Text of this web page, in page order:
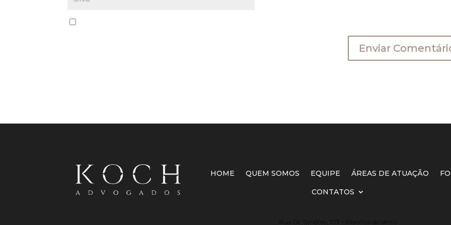
HOME QUEM SOMOS EQUIPE ÁREAS DE ATUAÇÃO
CONTATOS
Rua Dr. Timóteo, 777 – Moinhos de Vento